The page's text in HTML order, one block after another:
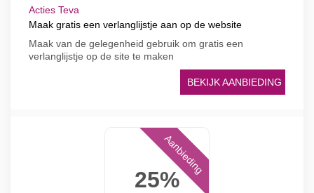
Acties Teva
Maak gratis een verlanglijstje aan op de website
Maak van de gelegenheid gebruik om gratis een
verlanglijstje op de site te maken
BEKIJK AANBIEDING
25%
Aanbieding